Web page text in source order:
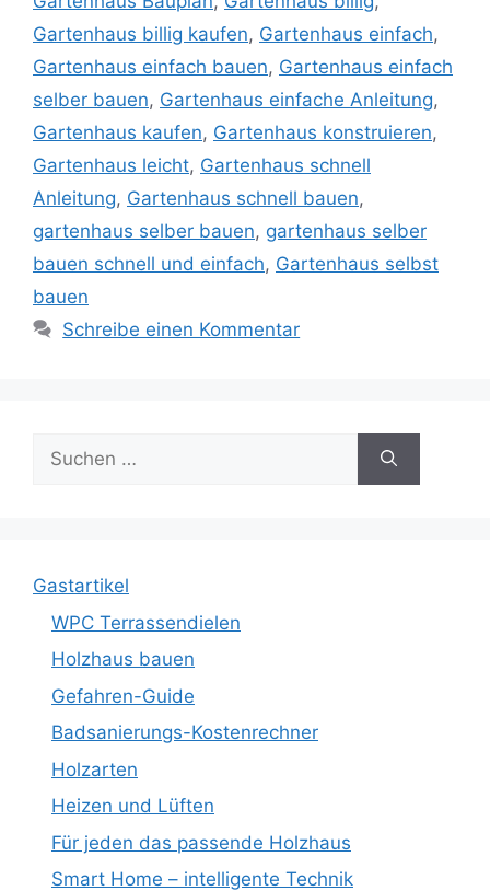
Gartenhaus billig kaufen, Gartenhaus einfach,
Gartenhaus einfach bauen, Gartenhaus einfach
selber bauen, Gartenhaus einfache Anleitung,
Gartenhaus kaufen, Gartenhaus konstruieren,
Gartenhaus leicht, Gartenhaus schnell
Anleitung, Gartenhaus schnell bauen,
gartenhaus selber bauen, gartenhaus selber
bauen schnell und einfach, Gartenhaus selbst
bauen
Schreibe einen Kommentar
Suche
nach:
Gastartikel
WPC Terrassendielen
Holzhaus bauen
Gefahren-Guide
Badsanierungs-Kostenrechner
Holzarten
Heizen und Lüften
Für jeden das passende Holzhaus
Smart Home – intelligente Technik